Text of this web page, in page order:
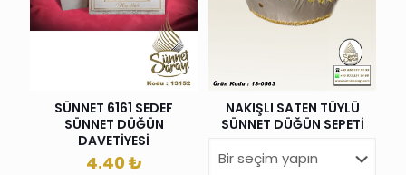
SÜNNET 6161 SEDEF
SÜNNET DÜĞÜN
DAVETİYESİ
4.40₺
NAKIŞLI SATEN TÜYLÜ
SÜNNET DÜĞÜN SEPETİ